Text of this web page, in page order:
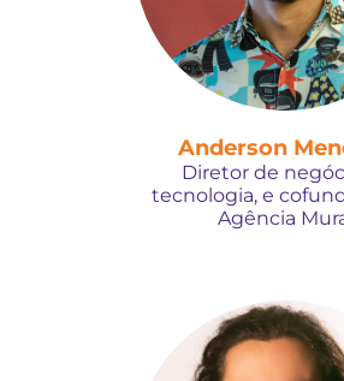
Anderson
Diretor de
tecnologia, e
Agência